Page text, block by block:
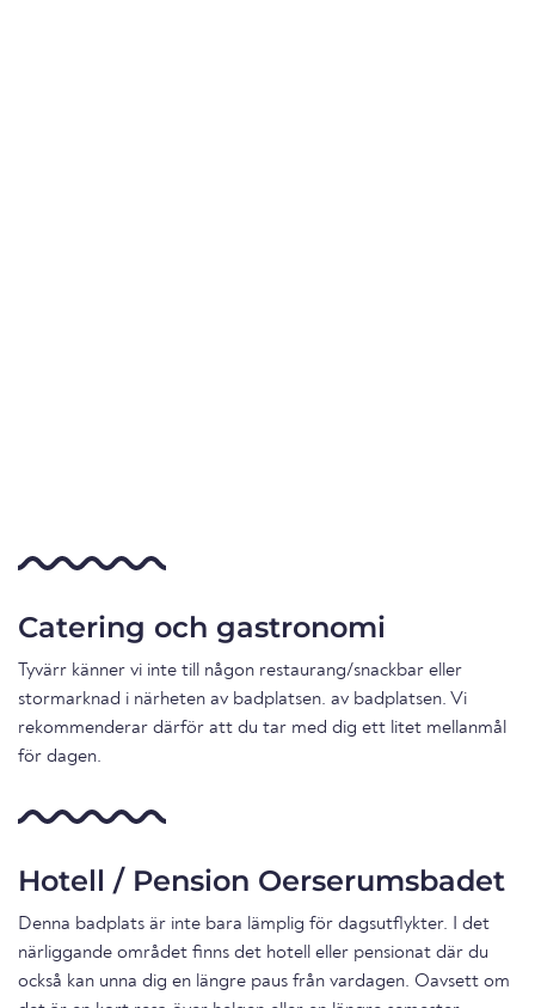
Catering och gastronomi
Tyvärr känner vi inte till någon restaurang/snackbar eller
stormarknad i närheten av badplatsen. av badplatsen. Vi
rekommenderar därför att du tar med dig ett litet mellanmål
för dagen.
Hotell / Pension Oerserumsbadet
Denna badplats är inte bara lämplig för dagsutflykter. I det
närliggande området finns det hotell eller pensionat där du
också kan unna dig en längre paus från vardagen. Oavsett om